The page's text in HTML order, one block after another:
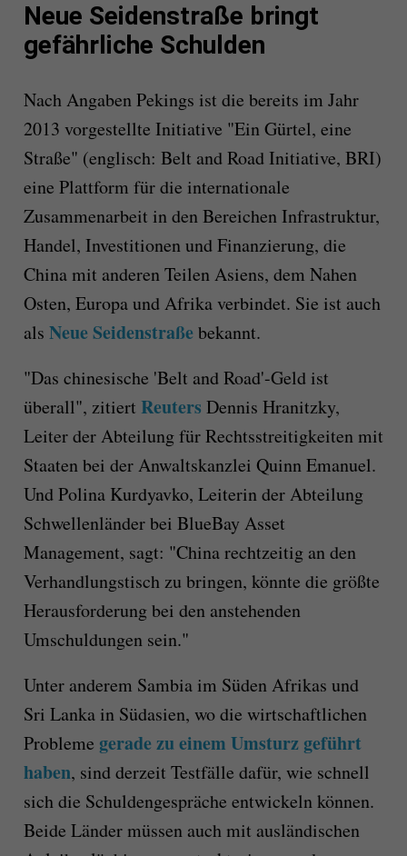
Neue Seidenstraße bringt
gefährliche Schulden
Nach Angaben Pekings ist die bereits im Jahr
2013 vorgestellte Initiative "Ein Gürtel, eine
Straße" (englisch: Belt and Road Initiative, BRI)
eine Plattform für die internationale
Zusammenarbeit in den Bereichen Infrastruktur,
Handel, Investitionen und Finanzierung, die
China mit anderen Teilen Asiens, dem Nahen
Osten, Europa und Afrika verbindet. Sie ist auch
als Neue Seidenstraßebekannt.
"Das chinesische 'Belt and Road'-Geld ist
überall", zitiert Reuters Dennis Hranitzky,
Leiter der Abteilung für Rechtsstreitigkeiten mit
Staaten bei der Anwaltskanzlei Quinn Emanuel.
Und Polina Kurdyavko, Leiterin der Abteilung
Schwellenländer bei BlueBay Asset
Management, sagt: "China rechtzeitig an den
Verhandlungstisch zu bringen, könnte die größte
Herausforderung bei den anstehenden
Umschuldungen sein."
Unter anderem Sambia im Süden Afrikas und
Sri Lanka in Südasien, wo die wirtschaftlichen
Probleme gerade zu einem Umsturz geführt
haben, sind derzeit Testfälle dafür, wie schnell
sich die Schuldengespräche entwickeln können.
Beide Länder müssen auch mit ausländischen